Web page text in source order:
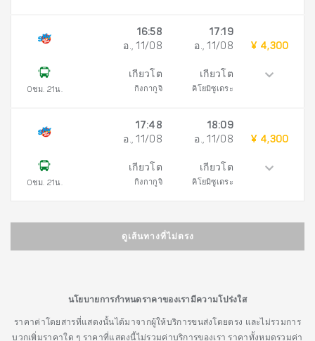
0ชม. 21น.
16:58
อ., 11/08
เกียวโต
กิงกากูจิ
17:19
อ., 11/08
เกียวโต
คิโยมิซูเดระ
¥ 4,300
0ชม. 21น.
17:48
อ., 11/08
เกียวโต
กิงกากูจิ
18:09
อ., 11/08
เกียวโต
คิโยมิซูเดระ
¥ 4,300
ดูเส้นทางที่ไม่ตรง
นโยบายการกำหนดราคาของเรามีความโปร่งใส
ราคาค่าโดยสารที่แสดงนั้นได้มาจากผู้ให้บริการขนส่งโดยตรง และไม่รวมการ
บวกเพิ่มราคาใด ๆ ราคาที่แสดงนี้ไม่รวมค่าบริการของเรา ราคาทั้งหมดรวมค่า